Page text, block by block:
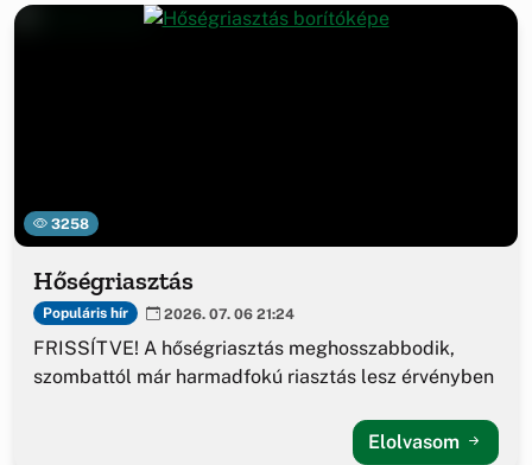
3258
Hőségriasztás
Populáris hír 2026. 07. 06 21:24
FRISSÍTVE! A hőségriasztás meghosszabbodik,
szombattól már harmadfokú riasztás lesz érvényben
Elolvasom